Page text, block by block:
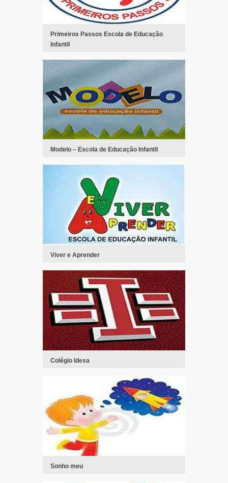
Primeiros Passos Escola de Educação
Infantil
Modelo – Escola de Educação Infantil
Viver e Aprender
Colégio Idesa
Sonho meu